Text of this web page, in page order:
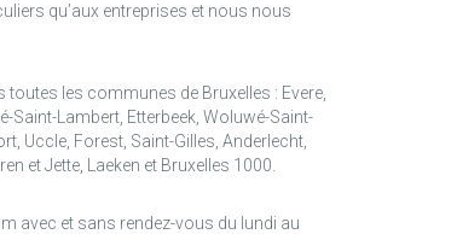
qu’aux entreprises et nous nous
les communes de Bruxelles : Evere,
Saint-Lambert, Etterbeek, Woluwé-Saint-
Uccle, Forest, Saint-Gilles, Anderlecht,
et Jette, Laeken et Bruxelles 1000.
avec et sans rendez-vous du lundi au